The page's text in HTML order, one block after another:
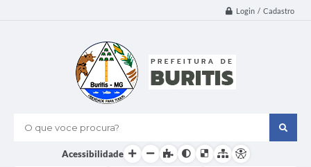
Login / Cadastro
O que voce procura?
Acessibilidade